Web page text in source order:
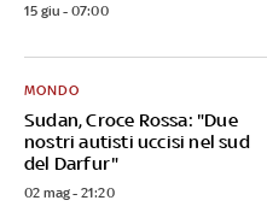
15 giu - 07:00
Sudan, Croce Rossa: "Due
nostri autisti uccisi nel sud
del Darfur"
MONDO
02 mag - 21:20